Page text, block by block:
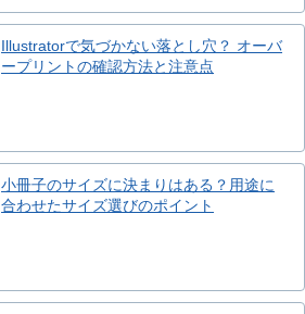
Illustratorで気づかない落とし穴？ オーバ
ープリントの確認方法と注意点
小冊子のサイズに決まりはある？用途に
合わせたサイズ選びのポイント